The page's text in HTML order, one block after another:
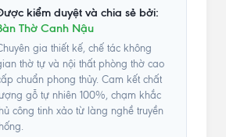
kiểm duyệt và chia sẻ bởi:
Thờ Canh Nậu
gia thiết kế, chế tác không
thờ tự và nội thất phòng thờ cao
chuẩn phong thủy. Cam kết chất
lượng gỗ tự nhiên 100%, chạm khắc
công tinh xảo từ làng nghề truyền